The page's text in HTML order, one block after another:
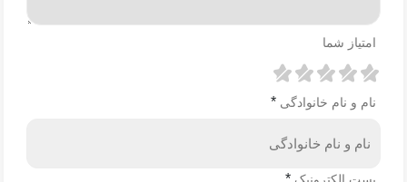
امتیاز شما
نام و نام خانوادگی *
پست الکترونیک *